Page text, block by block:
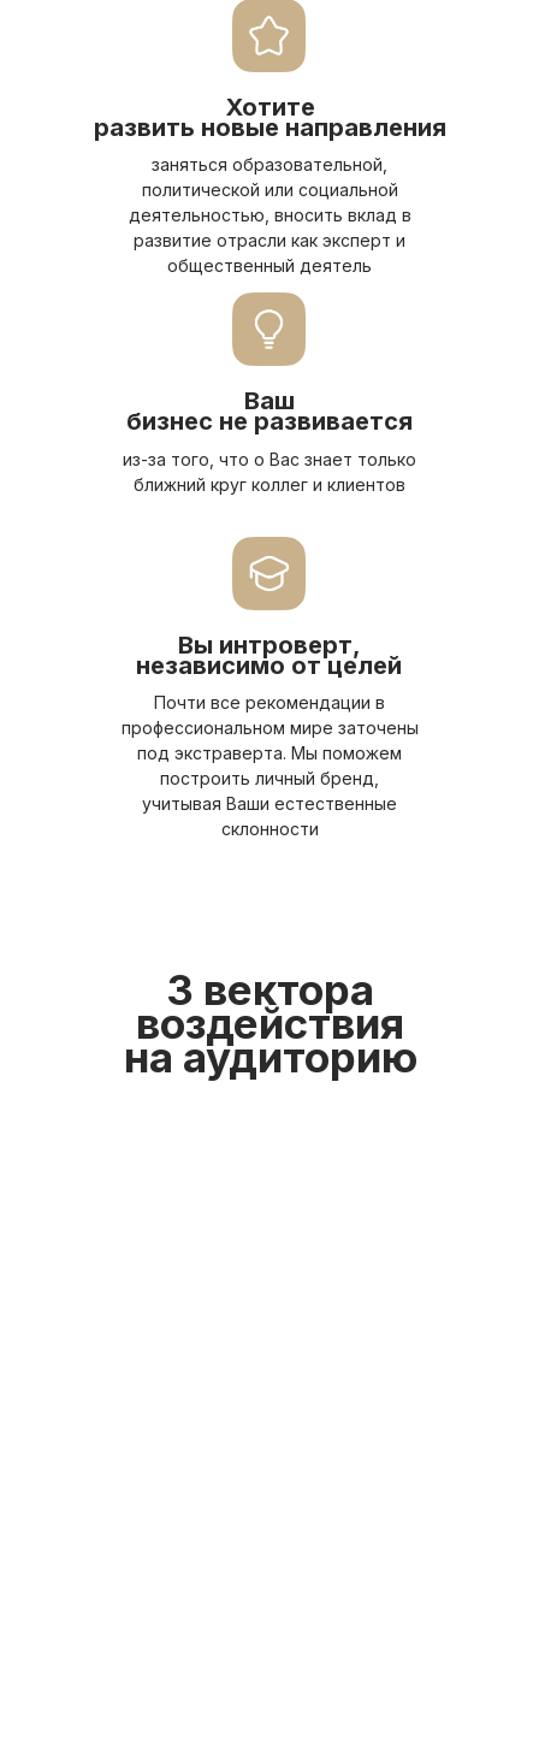
заняться образовательной,
политической или социальной
деятельностью, вносить вклад в
развитие отрасли как эксперт и
общественный деятель
из-за того, что о Вас знает только
ближний круг коллег и клиентов
Почти все рекомендации в
профессиональном мире заточены
под экстраверта. Мы поможем
построить личный бренд,
учитывая Ваши естественные
склонности
Хотите
развить новые направления
Ваш
бизнес не развивается
Вы интроверт,
независимо от целей
3 вектора
воздействия
на аудиторию